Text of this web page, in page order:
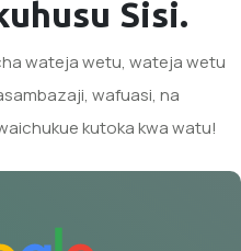
Sisi.
wateja wetu, wateja wetu
wafuasi, na
kutoka kwa watu!